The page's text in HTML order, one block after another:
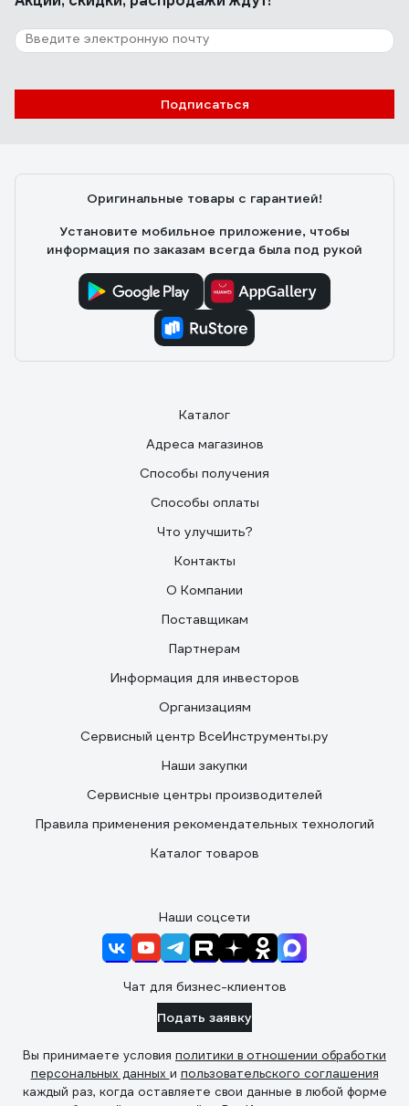
Подписаться
Оригинальные товары с гарантией!
Установите мобильное приложение, чтобы
информация по заказам всегда была под рукой
Каталог
Адреса магазинов
Способы получения
Способы оплаты
Что улучшить?
Контакты
О Компании
Поставщикам
Партнерам
Информация для инвесторов
Организациям
Сервисный центр ВсеИнструменты.ру
Наши закупки
Сервисные центры производителей
Правила применения рекомендательных технологий
Каталог товаров
Наши соцсети
Чат для бизнес-клиентов
Подать заявку
Вы принимаете условия политики в отношении обработки
персональных данных и пользовательского соглашения
каждый раз, когда оставляете свои данные в любой форме